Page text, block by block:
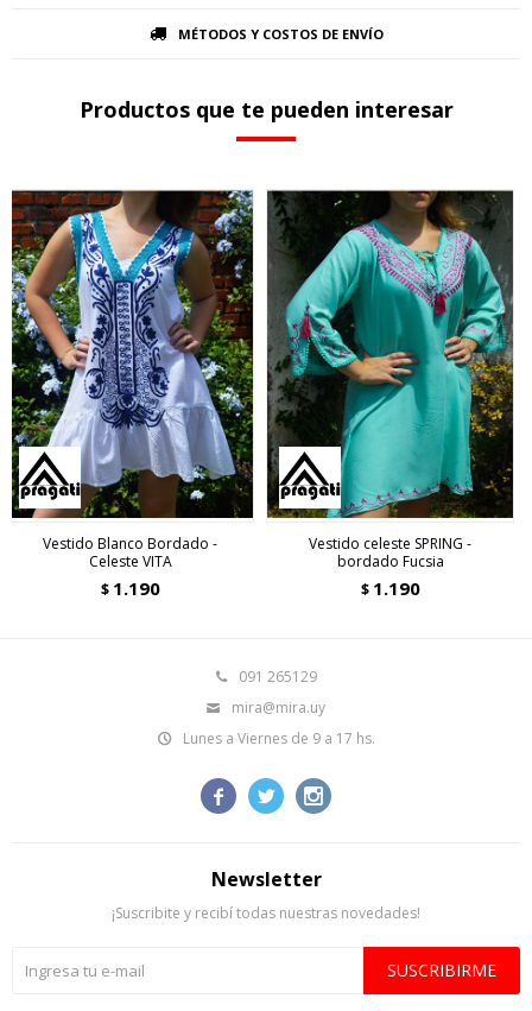
MÉTODOS Y COSTOS DE ENVÍO
Productos que te pueden interesar
Vestido Blanco Bordado -
Celeste VITA
$ 1.190
Vestido celeste SPRING -
bordado Fucsia
$ 1.190
091 265129
mira@mira.uy
Lunes a Viernes de 9 a 17 hs.
  
Newsletter
¡Suscribite y recibí todas nuestras novedades!
SUSCRIBIRME